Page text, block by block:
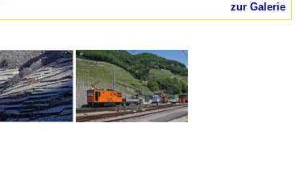
zur Galerie